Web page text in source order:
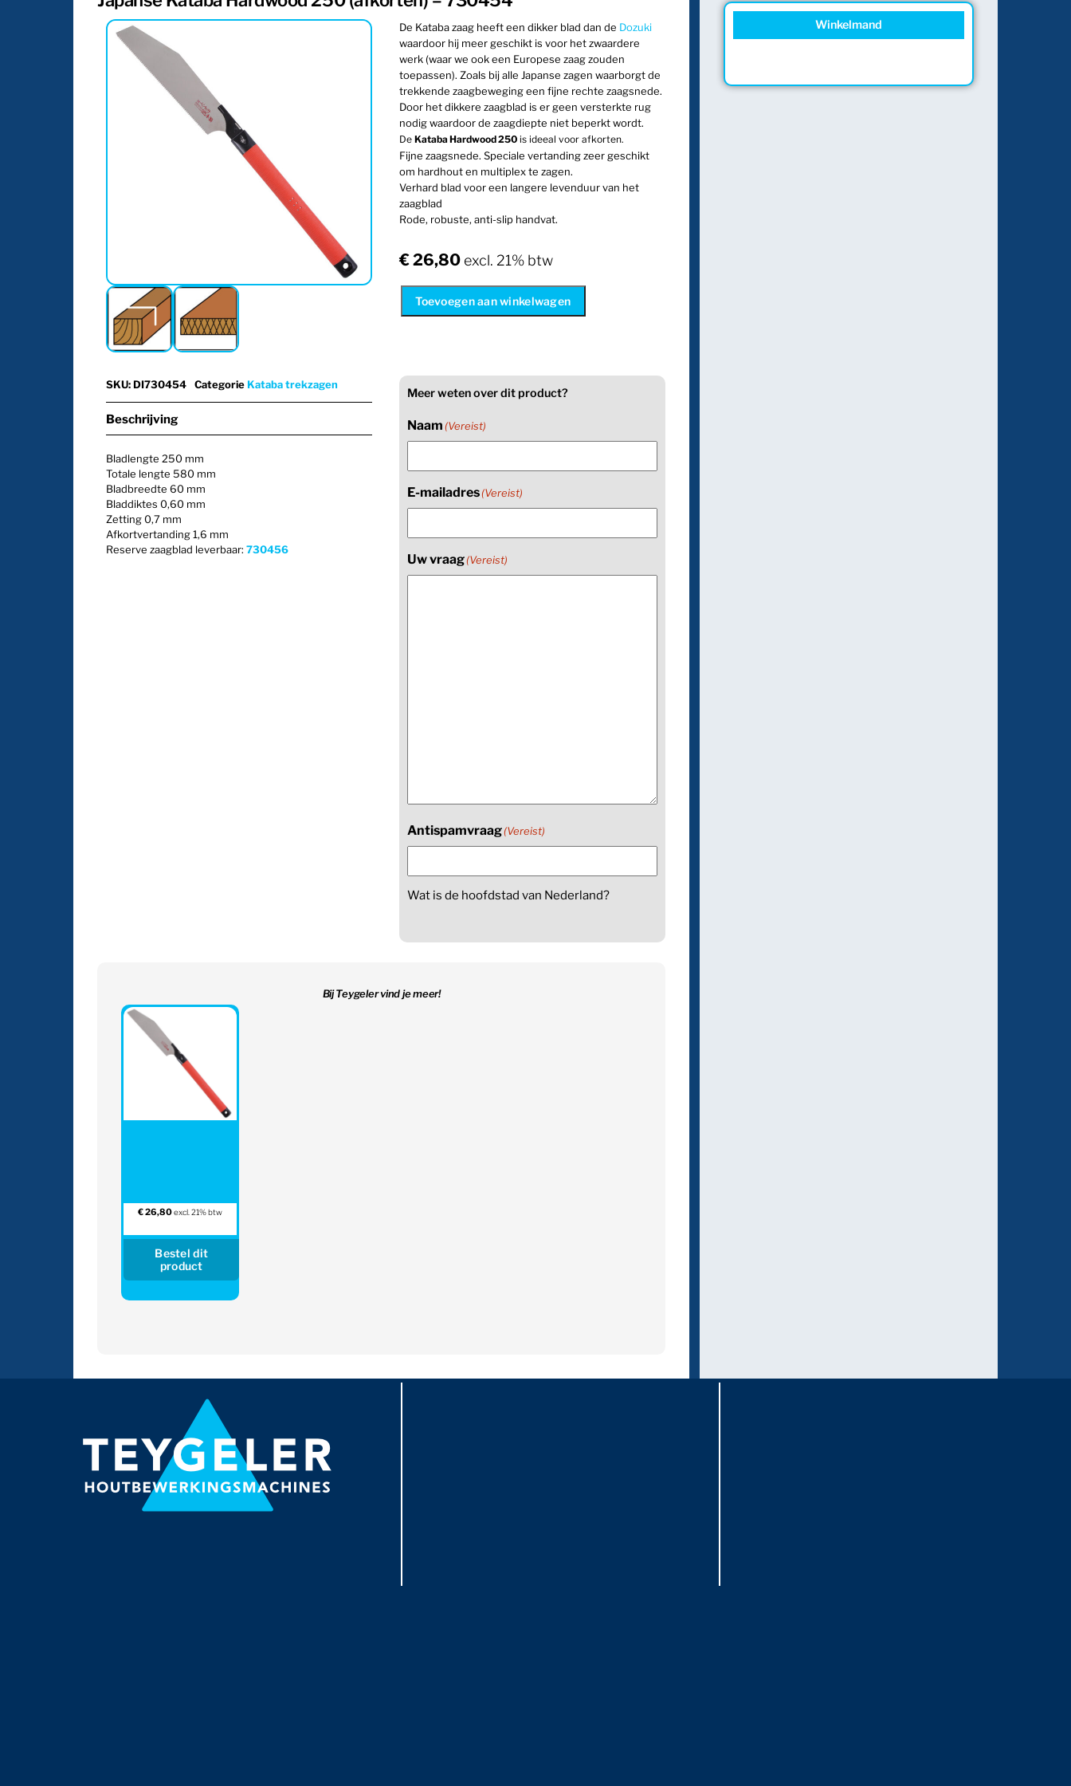
De Kataba zaag heeft een dikker blad dan de Dozuki
waardoor hij meer geschikt is voor het zwaardere
werk (waar we ook een Europese zaag zouden
toepassen). Zoals bij alle Japanse zagen waarborgt de
trekkende zaagbeweging een fijne rechte zaagsnede.
Door het dikkere zaagblad is er geen versterkte rug
nodig waardoor de zaagdiepte niet beperkt wordt.
DeKataba Hardwood 250 is ideeal voor afkorten.
Fijne zaagsnede. Speciale vertanding zeer geschikt
om hardhout en multiplex te zagen.
Verhard blad voor een langere levenduur van het
zaagblad
Rode, robuste, anti-slip handvat.
€26,80 excl. 21% btw
Toevoegen aan winkelwagen
SKU:DI730454 CategorieKataba trekzagen
Beschrijving
Bladlengte 250 mm
Totale lengte 580 mm
Bladbreedte 60 mm
Bladdiktes 0,60 mm
Zetting 0,7 mm
Afkortvertanding 1,6 mm
Reserve zaagblad leverbaar:730456
Meer weten over dit product?
Naam(Vereist)
E-mailadres(Vereist)
Uw vraag(Vereist)
Antispamvraag(Vereist)
Wat is de hoofdstad van Nederland?
Bij Teygeler vind je meer!
€26,80excl. 21% btw
Bestel dit
product
Winkelmand